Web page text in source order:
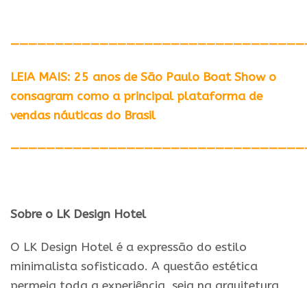
LEIA MAIS: 25 anos de São Paulo Boat Show o
consagram como a principal plataforma de
vendas náuticas do Brasil
Sobre o LK Design Hotel
O LK Design Hotel é a expressão do estilo
minimalista sofisticado. A questão estética